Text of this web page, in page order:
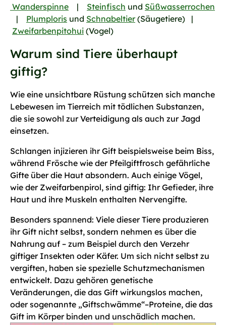
Wanderspinne | Steinfisch und Süßwasserrochen
| Plumploris und Schnabeltier(Säugetiere) |
Zweifarbenpitohui (Vogel)
Warum sind Tiere überhaupt
giftig?
Wie eine unsichtbare Rüstung schützen sich manche
Lebewesen im Tierreich mit tödlichen Substanzen,
die sie sowohl zur Verteidigung als auch zur Jagd
einsetzen.
Schlangen injizieren ihr Gift beispielsweise beim Biss,
während Frösche wie der Pfeilgiftfrosch gefährliche
Gifte über die Haut absondern. Auch einige Vögel,
wie der Zweifarbenpirol, sind giftig: Ihr Gefieder, ihre
Haut und ihre Muskeln enthalten Nervengifte.
Besonders spannend: Viele dieser Tiere produzieren
ihr Gift nicht selbst, sondern nehmen es über die
Nahrung auf – zum Beispiel durch den Verzehr
giftiger Insekten oder Käfer. Um sich nicht selbst zu
vergiften, haben sie spezielle Schutzmechanismen
entwickelt. Dazu gehören genetische
Veränderungen, die das Gift wirkungslos machen,
oder sogenannte „Giftschwämme“–Proteine, die das
Gift im Körper binden und unschädlich machen.